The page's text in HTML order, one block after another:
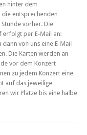
hinter dem
die entsprechenden
vorher. Die
erfolgt per E-Mail an:
von uns eine E-Mail
Die Karten werden an
vor dem Konzert
zu jedem Konzert eine
auf das jeweilige
wir Plätze bis eine halbe